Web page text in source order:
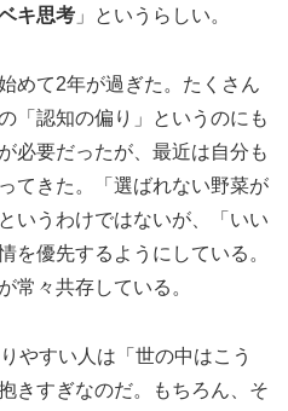
キ思考 」というらしい。
めて2年が過ぎた。たくさん
「認知の偏り」というのにも
必要だったが、最近は自分も
てきた。「選ばれない野菜が
いうわけではないが、「いい
を優先するようにしている。
常々共存している。
やすい人は「世の中はこう
きすぎなのだ。もちろん、そ